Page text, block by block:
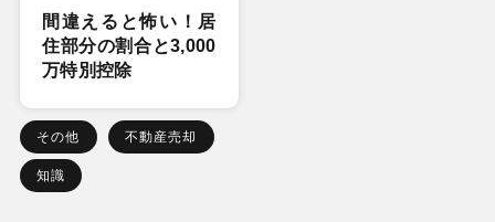
間違えると怖い！居
住部分の割合と3,000
万特別控除
その他 不動産売却
知識